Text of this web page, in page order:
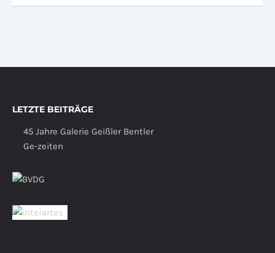
LETZTE BEITRÄGE
45 Jahre Galerie Geißler Bentler
Ge-zeiten